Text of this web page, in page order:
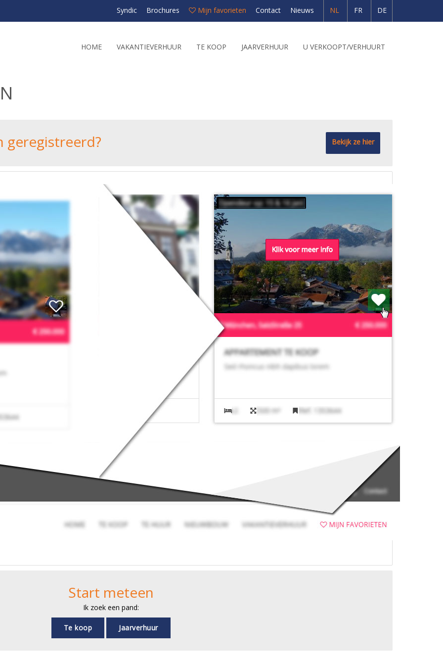
Syndic Brochures Mijn favorieten Contact Nieuws NL FR DE
HOME VAKANTIEVERHUUR TE KOOP JAARVERHUUR U VERKOOPT/VERHUURT
geregistreerd? Bekijk ze hier
Start meteen
Ik zoek een pand:
Te koop Jaarverhuur